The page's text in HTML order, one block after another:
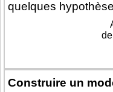
quelques
Construire un